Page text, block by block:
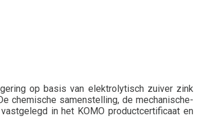
op basis van elektrolytisch zuiver zink
chemische samenstelling, de mechanische-
in het KOMO productcertificaat en